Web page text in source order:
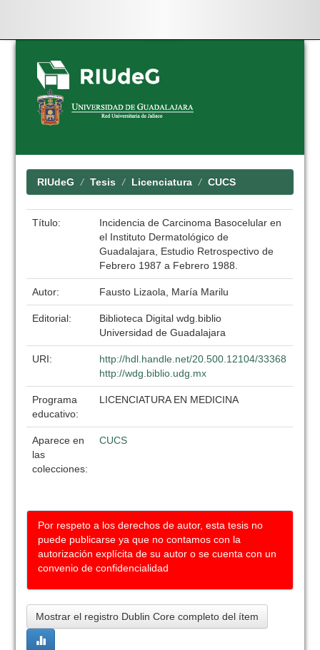
Skip
navigation
RIUdeG Tesis Licenciatura CUCS
Título:
Incidencia de Carcinoma Basocelular en
el Instituto Dermatológico de
Guadalajara, Estudio Retrospectivo de
Febrero 1987 a Febrero 1988.
Autor: Fausto Lizaola, María Marilu
Editorial:
Biblioteca Digital wdg.biblio
Universidad de Guadalajara
URI:
http://hdl.handle.net/20.500.12104/33368
http://wdg.biblio.udg.mx
Programa
educativo:
LICENCIATURA EN MEDICINA
Aparece en
las
colecciones:
CUCS
Por respeto a los derechos de autor, esta tesis no
puede publicarse ya que no contamos con la
autorización explícita de su autor o se cuenta con un
convenio de confidencialidad
Mostrar el registro Dublin Core completo del ítem